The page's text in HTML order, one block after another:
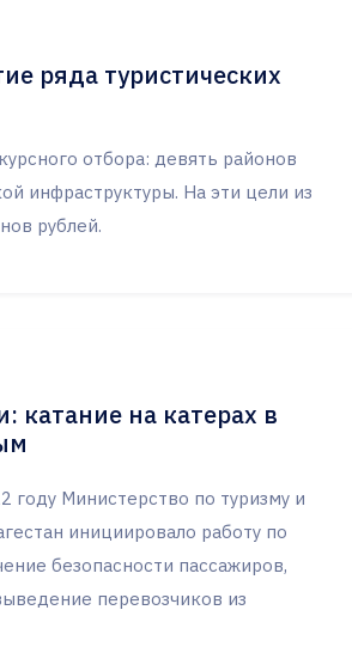
ряда туристических
отбора: девять районов
инфраструктуры. На эти цели из
рублей.
катание на катерах в
году Министерство по туризму и
инициировало работу по
безопасности пассажиров,
перевозчиков из